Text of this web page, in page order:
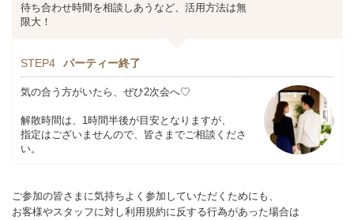
待ち合わせ時間を相談しあうなど、活用方法は無
限大！
STEP4 パーティー終了
気の合う方がいたら、ぜひ2次会へ♡
解散時間は、1時間半後が目安となりますが、
指定はございませんので、皆さまでご相談くださ
い。
ご参加の皆さまに気持ちよく参加していただくためにも、
お客様やスタッフに対し利用規約に反する行為があった場合は